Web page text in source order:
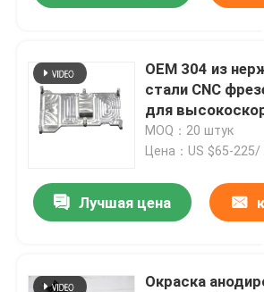
OEM 304 из
стали CNC
для
MOQ：20 штук
Цена：US $65-225/
Лучшая цена
Окраска